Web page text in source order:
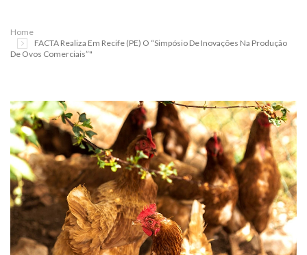
Home
FACTA Realiza Em Recife (PE) O “Simpósio De Inovações Na Produção
De Ovos Comerciais”"